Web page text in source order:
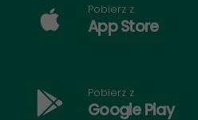
Pobierz z
App Store
Pobierz z
Google Play